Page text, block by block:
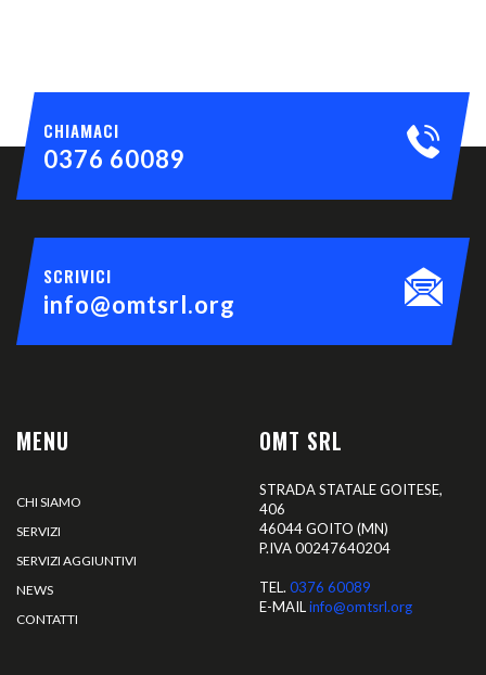
CHIAMACI
0376 60089
SCRIVICI
info@omtsrl.org
MENU
CHI SIAMO
SERVIZI
SERVIZI AGGIUNTIVI
NEWS
CONTATTI
OMT SRL
STRADA STATALE GOITESE,
406
46044 GOITO (MN)
P.IVA 00247640204
TEL. 0376 60089
E-MAILinfo@omtsrl.org